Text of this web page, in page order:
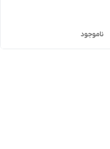
ناموجود